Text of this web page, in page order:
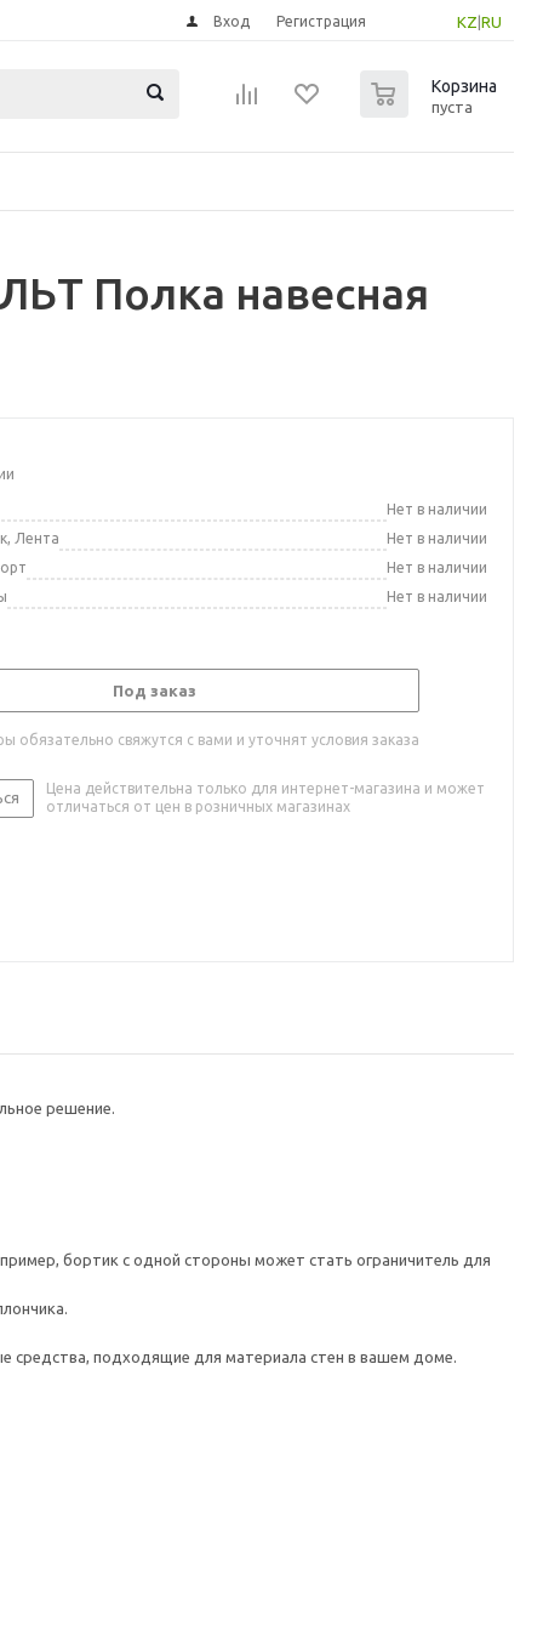
KZ RU
Вход Регистрация
Корзина
пуста
Полка навесная
Нет в наличии
Лента
Нет в наличии
Нет в наличии
Нет в наличии
Под заказ
обязательно свяжутся с вами и уточнят условия заказа
Цена действительна только для интернет-магазина и может
отличаться от цен в розничных магазинах
решение.
бортик с одной стороны может стать ограничитель для
средства, подходящие для материала стен в вашем доме.